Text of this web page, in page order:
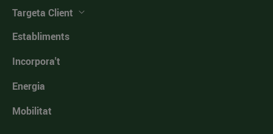
Targeta Client
Establiments
Incorpora't
Energia
Mobilitat